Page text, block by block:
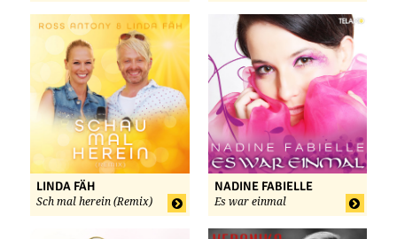
LINDA FÄH
Sch mal herein (Remix)
NADINE FABIELLE
Es war einmal